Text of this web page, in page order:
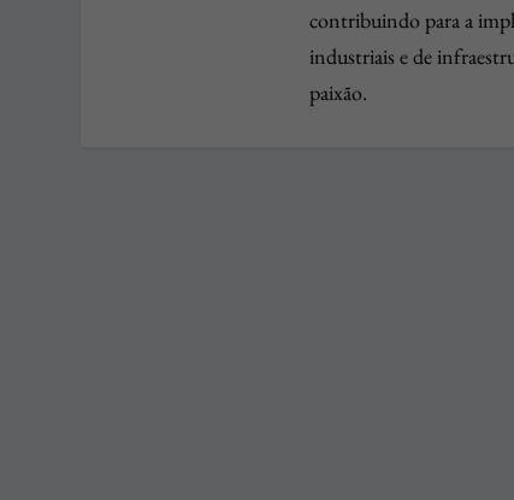
contribuindo para a
industriais e de
paixão.